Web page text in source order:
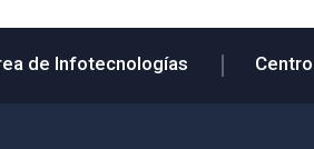
de Infotecnologías